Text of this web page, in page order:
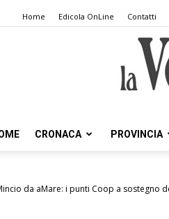
Home Edicola OnLine Contatti
CRONACA PROVINCIA
da aMare: i punti Coop a sostegno